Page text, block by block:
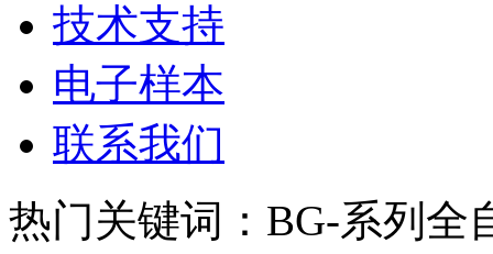
技术支持
电子样本
联系我们
热门关键词：BG-系列全